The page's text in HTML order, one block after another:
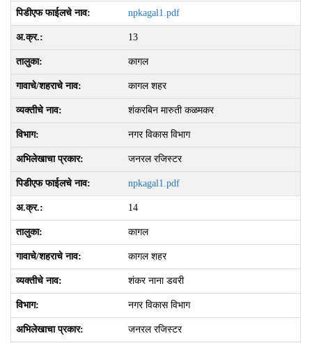
npkagal1.pdf
13
कागल
कागल शहर
शंकरबिन मारुती कळमकर
नगर विकास विभाग
जनरल रजिस्टर
npkagal1.pdf
14
कागल
कागल शहर
शंकर नाना डवरी
नगर विकास विभाग
जनरल रजिस्टर